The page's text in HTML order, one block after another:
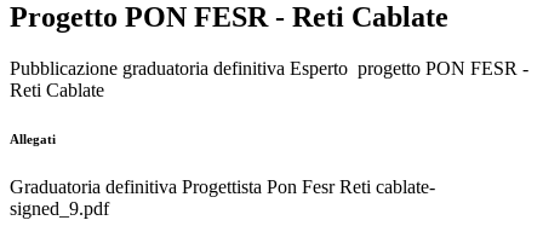
Progetto PON FESR - Reti Cablate
Pubblicazione graduatoria definitiva Esperto progetto PON FESR -
Reti Cablate
Allegati
Graduatoria definitiva Progettista Pon Fesr Reti cablate-
signed_9.pdf